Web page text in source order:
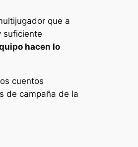
que a
suficiente
hacen lo
cuentos
de campaña de la